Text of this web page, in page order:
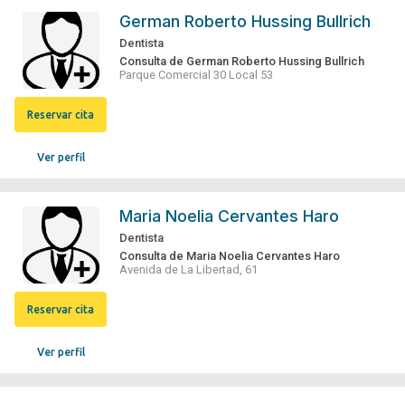
Ver perfil
Reservar cita
German Roberto Hussing Bullrich
Dentista
Consulta de German Roberto Hussing Bullrich
Parque Comercial 30 Local 53
Ver perfil
Reservar cita
Maria Noelia Cervantes Haro
Dentista
Consulta de Maria Noelia Cervantes Haro
Avenida de La Libertad, 61